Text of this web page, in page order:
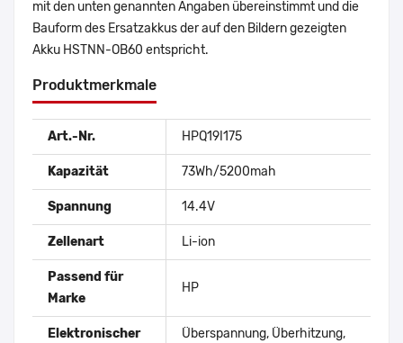
mit den unten genannten Angaben übereinstimmt und die
Bauform des Ersatzakkus der auf den Bildern gezeigten
Akku HSTNN-OB60 entspricht.
Produktmerkmale
Art.-Nr. HPQ19I175
Kapazität 73Wh/5200mah
Spannung 14.4V
Zellenart Li-ion
Passend für
Marke
HP
Elektronischer
Überspannung, Überhitzung,